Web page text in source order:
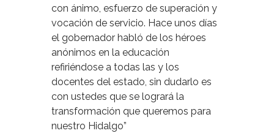
con ánimo, esfuerzo de superación y
vocación de servicio. Hace unos días
el gobernador habló de los héroes
anónimos en la educación
refiriéndose a todas las y los
docentes del estado, sin dudarlo es
con ustedes que se logrará la
transformación que queremos para
nuestro Hidalgo”